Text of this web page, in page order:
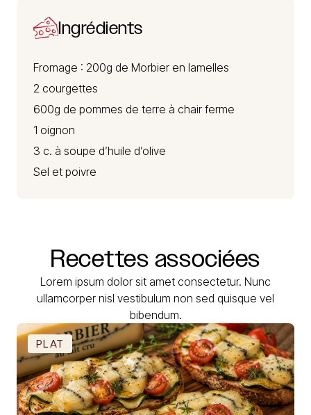
Ingrédients
Fromage : 200g de Morbier en lamelles
2 courgettes
600g de pommes de terre à chair ferme
1 oignon
3 c. à soupe d’huile d’olive
Sel et poivre
Recettes associées
Lorem ipsum dolor sit amet consectetur. Nunc
ullamcorper nisl vestibulum non sed quisque vel
bibendum.
PLAT